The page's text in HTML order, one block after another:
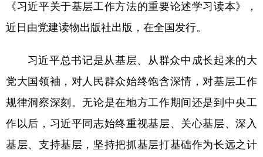
文化 书画 健康 军事
法律 中央文件 金融 汽车
食品 人居 信息化 数字经济
《习近平关于基层工作方法的重要论述学习读本》，
近日由党建读物出版社出版，在全国发行。
习近平总书记是从基层、从群众中成长起来的大
党大国领袖，对人民群众始终饱含深情，对基层工作
规律洞察深刻。无论是在地方工作期间还是到中央工
作以后，习近平同志始终重视基层、关心基层、深入
基层、支持基层，坚持把抓基层打基础作为长远之计